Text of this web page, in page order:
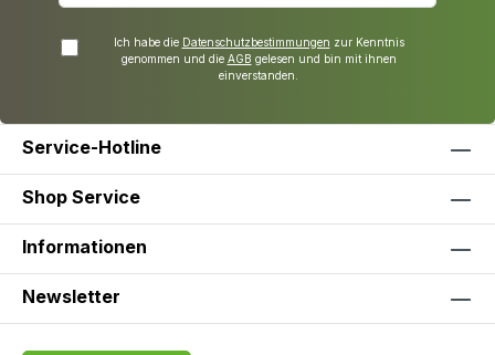
Ich habe die Datenschutzbestimmungen zur Kenntnis
genommen und die AGB gelesen und bin mit ihnen
einverstanden.
Service-Hotline
Shop Service
Informationen
Newsletter